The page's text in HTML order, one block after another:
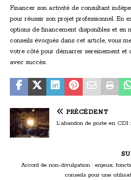
Financer son activité de consultant
pour réussir son projet professionnel. En
options de financement disponibles et en
conseils évoqués dans cet article, vous
votre côté pour démarrer sereinement et
avec succès.
PRÉCÉDENT
L’abandon de poste en CDI
Accord de non-divulgation : enjeux,
conseils pour une